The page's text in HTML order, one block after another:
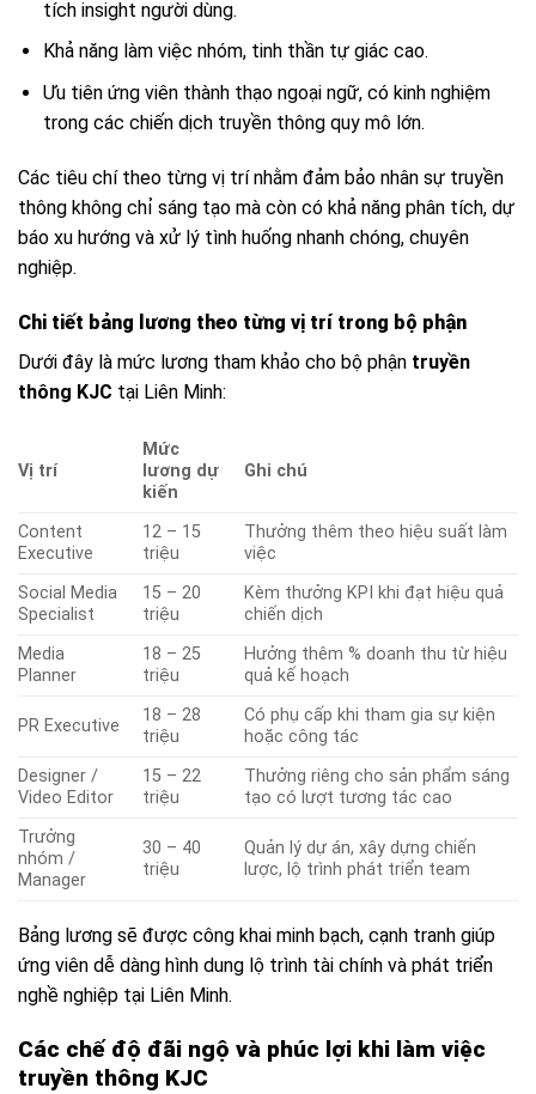
tích insight người dùng.
Khả năng làm việc nhóm, tinh thần tự giác cao.
Ưu tiên ứng viên thành thạo ngoại ngữ, có kinh nghiệm
trong các chiến dịch truyền thông quy mô lớn.
Các tiêu chí theo từng vị trí nhằm đảm bảo nhân sự truyền
thông không chỉ sáng tạo mà còn có khả năng phân tích, dự
báo xu hướng và xử lý tình huống nhanh chóng, chuyên
nghiệp.
Chi tiết bảng lương theo từng vị trí trong bộ phận
Dưới đây là mức lương tham khảo cho bộ phận truyền
thông KJC tại Liên Minh:
Vị trí
Mức
lương dự
kiến
Ghi chú
Content
Executive
12 – 15
triệu
Thưởng thêm theo hiệu suất làm
việc
Social Media
Specialist
15 – 20
triệu
Kèm thưởng KPI khi đạt hiệu quả
chiến dịch
Media
Planner
18 – 25
triệu
Hưởng thêm % doanh thu từ hiệu
quả kế hoạch
PR Executive
18 – 28
triệu
Có phụ cấp khi tham gia sự kiện
hoặc công tác
Designer /
Video Editor
15 – 22
triệu
Thưởng riêng cho sản phẩm sáng
tạo có lượt tương tác cao
Trưởng
nhóm /
Manager
30 – 40
triệu
Quản lý dự án, xây dựng chiến
lược, lộ trình phát triển team
Bảng lương sẽ được công khai minh bạch, cạnh tranh giúp
ứng viên dễ dàng hình dung lộ trình tài chính và phát triển
nghề nghiệp tại Liên Minh.
Các chế độ đãi ngộ và phúc lợi khi làm việc
truyền thông KJC